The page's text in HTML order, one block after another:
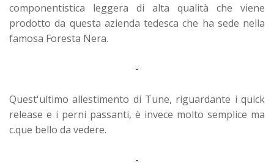
componentistica leggera di alta qualità che viene
prodotto da questa azienda tedesca che ha sede nella
famosa Foresta Nera.
Quest'ultimo allestimento di Tune, riguardante i quick
release e i perni passanti, è invece molto semplice ma
c.que bello da vedere.